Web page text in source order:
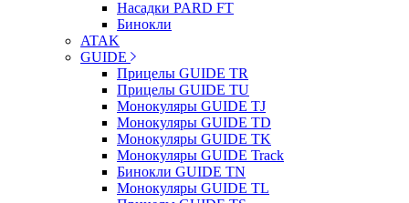
Насадки PARD FT
Бинокли
ATAK
GUIDE
Прицелы GUIDE TR
Прицелы GUIDE TU
Монокуляры GUIDE TJ
Монокуляры GUIDE TD
Монокуляры GUIDE TK
Монокуляры GUIDE Track
Бинокли GUIDE TN
Монокуляры GUIDE TL